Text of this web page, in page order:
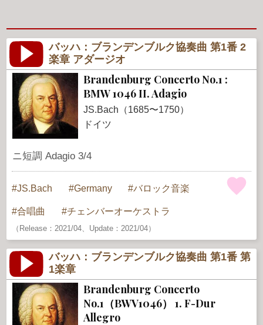
バッハ：ブランデンブルク協奏曲 第1番 2
楽章 アダージオ
Brandenburg Concerto No.1 :
BMW 1046 II. Adagio
JS.Bach（1685〜1750）
ドイツ
ニ短調 Adagio 3/4
JS.Bach Germany バロック音楽
合唱曲 チェンバーオーケストラ
（Release：2021/04、Update：2021/04）
バッハ：ブランデンブルク協奏曲 第1番 第
1楽章
Brandenburg Concerto
No.1（BWV1046） 1. F-Dur
Allegro